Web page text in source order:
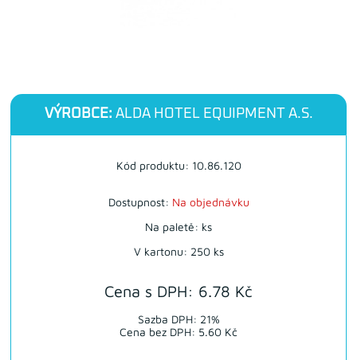
VÝROBCE: ALDA HOTEL EQUIPMENT A.S.
Cena s DPH: 6.78 Kč
Sazba DPH: 21%
Cena bez DPH: 5.60 Kč
Kód produktu: 10.86.120
Dostupnost: Na objednávku
Na paletě: ks
V kartonu: 250 ks